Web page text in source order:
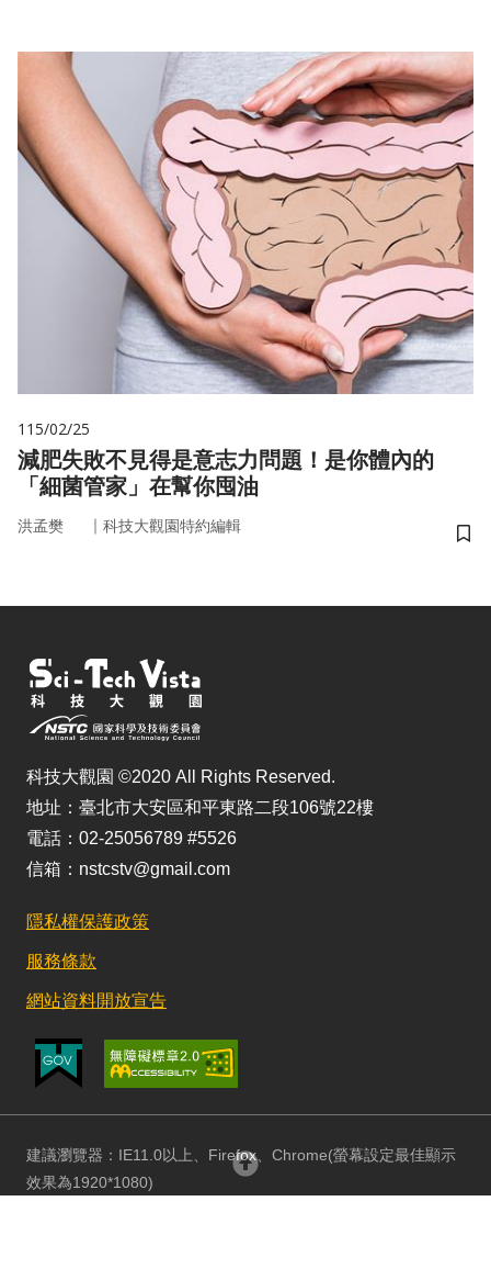
115/02/25
減肥失敗不見得是意志力問題！是你體內的
「細菌管家」在幫你囤油
洪孟樊 ｜ 科技大觀園特約編輯
儲
科技大觀園 ©2020 All Rights Reserved.
地址：臺北市大安區和平東路二段106號22樓
電話：02-25056789 #5526
信箱：nstcstv@gmail.com
隱私權保護政策
服務條款
網站資料開放宣告
建議瀏覽器：IE11.0以上、Firefox、Chrome(螢幕設定最佳顯示
效果為1920*1080)
回頂部